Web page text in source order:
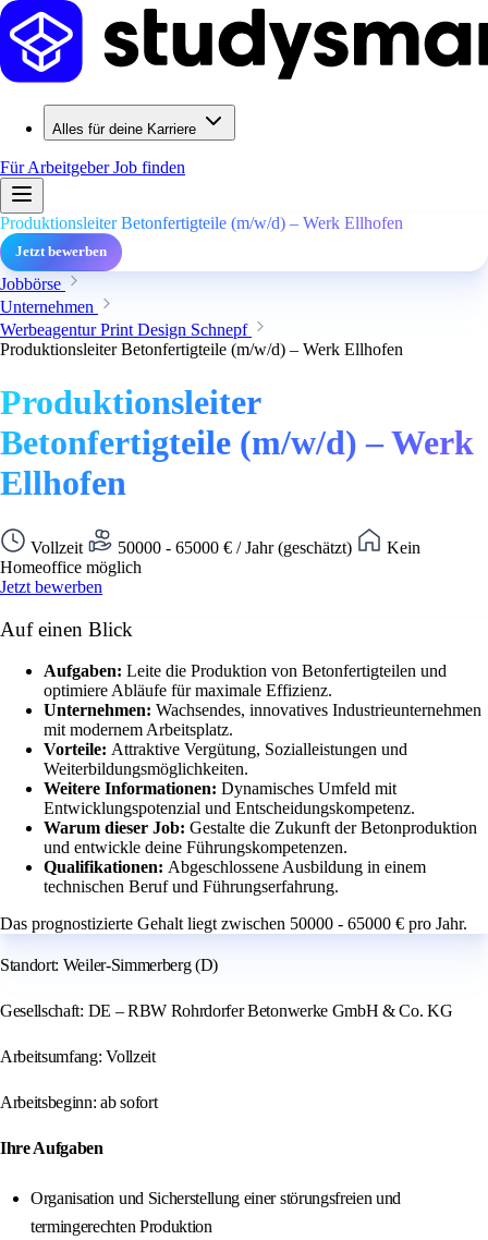
Alles für deine Karriere
Für ArbeitgeberJob finden
Produktionsleiter Betonfertigteile (m/w/d) – Werk Ellhofen
Jetzt bewerben
Jobbörse
Unternehmen
Werbeagentur Print Design Schnepf
Produktionsleiter Betonfertigteile (m/w/d) – Werk Ellhofen
Produktionsleiter
Betonfertigteile (m/w/d) – Werk
Ellhofen
Vollzeit 50000 - 65000 € / Jahr (geschätzt)
Kein
Homeoffice möglich
Jetzt bewerben
Auf einen Blick
Aufgaben: Leite die Produktion von Betonfertigteilen und
optimiere Abläufe für maximale Effizienz.
Unternehmen: Wachsendes, innovatives Industrieunternehmen
mit modernem Arbeitsplatz.
Vorteile: Attraktive Vergütung, Sozialleistungen und
Weiterbildungsmöglichkeiten.
Weitere Informationen: Dynamisches Umfeld mit
Entwicklungspotenzial und Entscheidungskompetenz.
Warum dieser Job: Gestalte die Zukunft der Betonproduktion
und entwickle deine Führungskompetenzen.
Qualifikationen: Abgeschlossene Ausbildung in einem
technischen Beruf und Führungserfahrung.
Das prognostizierte Gehalt liegt zwischen 50000 - 65000 € pro Jahr.
Standort: Weiler-Simmerberg (D)
Gesellschaft: DE – RBW Rohrdorfer Betonwerke GmbH & Co. KG
Arbeitsumfang: Vollzeit
Arbeitsbeginn: ab sofort
Ihre Aufgaben
Organisation und Sicherstellung einer störungsfreien und
termingerechten Produktion